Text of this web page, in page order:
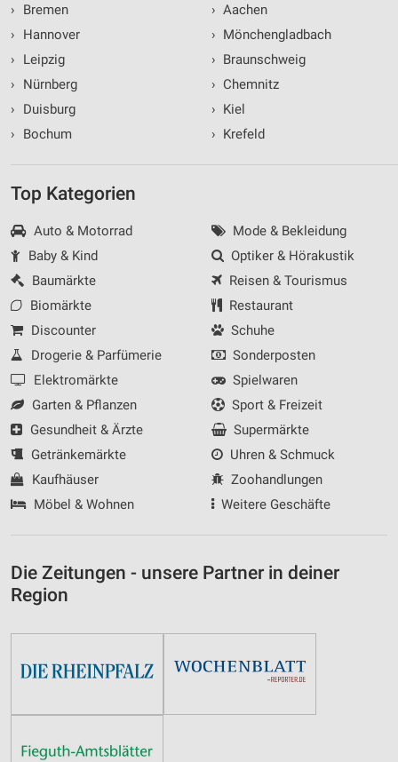
›
Bremen
›
Hannover
›
Leipzig
›
Nürnberg
›
Duisburg
›
Bochum
› Aachen
› Mönchengladbach
› Braunschweig
› Chemnitz
› Kiel
› Krefeld
Top Kategorien
Auto & Motorrad
Baby & Kind
Baumärkte
Biomärkte
Discounter
Drogerie & Parfümerie
Elektromärkte
Garten & Pflanzen
Gesundheit & Ärzte
Getränkemärkte
Kaufhäuser
Möbel & Wohnen
Mode & Bekleidung
Optiker & Hörakustik
Reisen & Tourismus
Restaurant
Schuhe
Sonderposten
Spielwaren
Sport & Freizeit
Supermärkte
Uhren & Schmuck
Zoohandlungen
Weitere Geschäfte
Die Zeitungen - unsere Partner in deiner
Region